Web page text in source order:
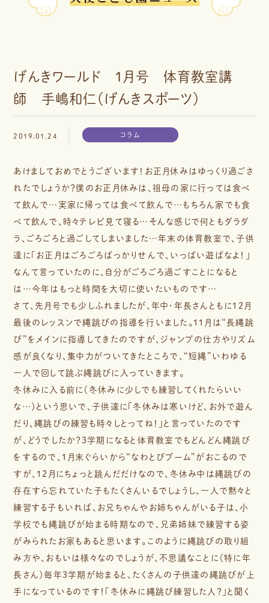
げんきワールド １月号 体育教室講
師 手嶋和仁（げんきスポーツ）
2019.01.24 コラム
あけましておめでとうございます！お正月休みはゆっくり過ごさ
れたでしょうか？僕のお正月休みは、祖母の家に行っては食べ
て飲んで…実家に帰っては食べて飲んで…もちろん家でも食
べて飲んで、時々テレビ見て寝る…そんな感じで何ともダラダ
ラ、ごろごろと過ごしてしまいました…年末の体育教室で、子供
達に「お正月はごろごろばっかりせんで、いっぱい遊ばなよ！」
なんて言っていたのに、自分がごろごろ過ごすことになると
は…今年はもっと時間を大切に使いたいものです…
さて、先月号でも少しふれましたが、年中・年長さんともに１２月
最後のレッスンで縄跳びの指導を行いました。１１月は“長縄跳
び”をメインに指導してきたのですが、ジャンプの仕方やリズム
感が良くなり、集中力がついてきたところで、“短縄”いわゆる
一人で回して跳ぶ縄跳びに入っていきます。
冬休みに入る前に（冬休みに少しでも練習してくれたらいい
な…）という思いで、子供達に「冬休みは寒いけど、お外で遊ん
だり、縄跳びの練習も時々しとってね！」と言っていたのです
が、どうでしたか？３学期になると体育教室でもどんどん縄跳び
をするので、１月末ぐらいから“なわとびブーム”がおこるので
すが、１２月にちょっと跳んだだけなので、冬休み中は縄跳びの
存在すら忘れていた子もたくさんいるでしょうし、一人で黙々と
練習する子もいれば、お兄ちゃんやお姉ちゃんがいる子は、小
学校でも縄跳びが始まる時期なので、兄弟姉妹で練習する姿
がみられたお家もあると思います。このように縄跳びの取り組
み方や、おもいは様々なのでしょうが、不思議なことに（特に年
長さん）毎年３学期が始まると、たくさんの子供達の縄跳びが上
手になっているのです！「冬休みに縄跳び練習した人？」と聞く